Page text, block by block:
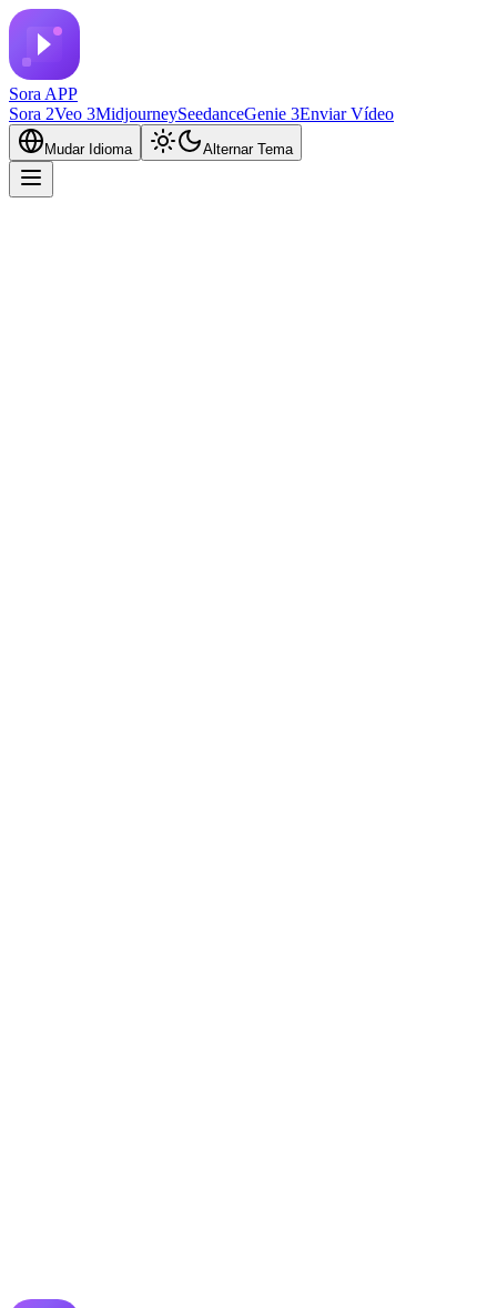
Sora APP
Sora 2Veo 3MidjourneySeedanceGenie 3Enviar Vídeo
Mudar Idioma Alternar Tema
A still shot. The woman applies her lipstick slowly